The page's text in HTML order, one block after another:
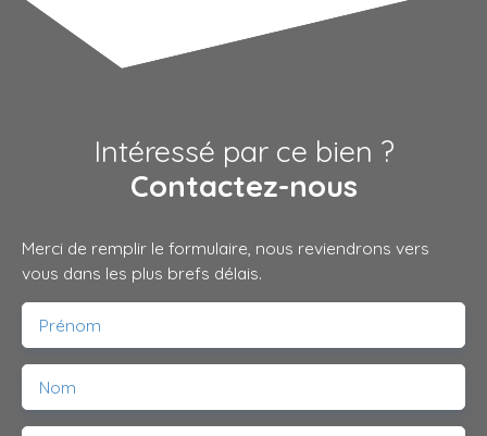
Intéressé par ce bien ?
Contactez-nous
Merci de remplir le formulaire, nous reviendrons vers
vous dans les plus brefs délais.
Prénom
Nom